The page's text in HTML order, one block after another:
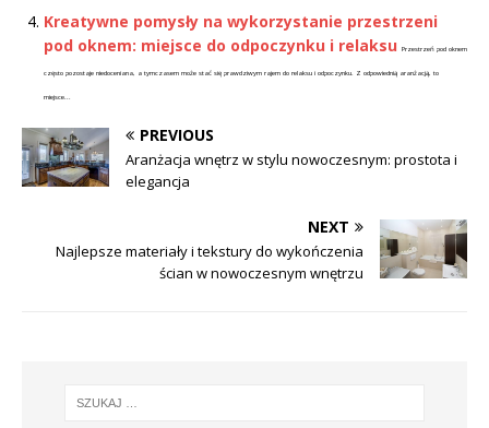
Kreatywne pomysły na wykorzystanie przestrzeni
pod oknem: miejsce do odpoczynku i relaksu
Przestrzeń pod oknem
często pozostaje niedoceniana, a tymczasem może stać się prawdziwym rajem do relaksu i odpoczynku. Z odpowiednią aranżacją, to
miejsce...
PREVIOUS
Aranżacja wnętrz w stylu nowoczesnym: prostota i
elegancja
NEXT
Najlepsze materiały i tekstury do wykończenia
ścian w nowoczesnym wnętrzu